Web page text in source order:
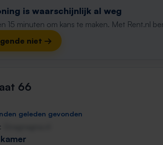
is waarschijnlijk al weg
15 minuten om kans te maken. Met Rent.nl
niet →
66
geleden gevonden
kamer